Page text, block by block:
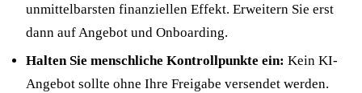
unmittelbarsten finanziellen Effekt. Erweitern Sie erst
dann auf Angebot und Onboarding.
Halten Sie menschliche Kontrollpunkte ein: Kein KI-
Angebot sollte ohne Ihre Freigabe versendet werden.